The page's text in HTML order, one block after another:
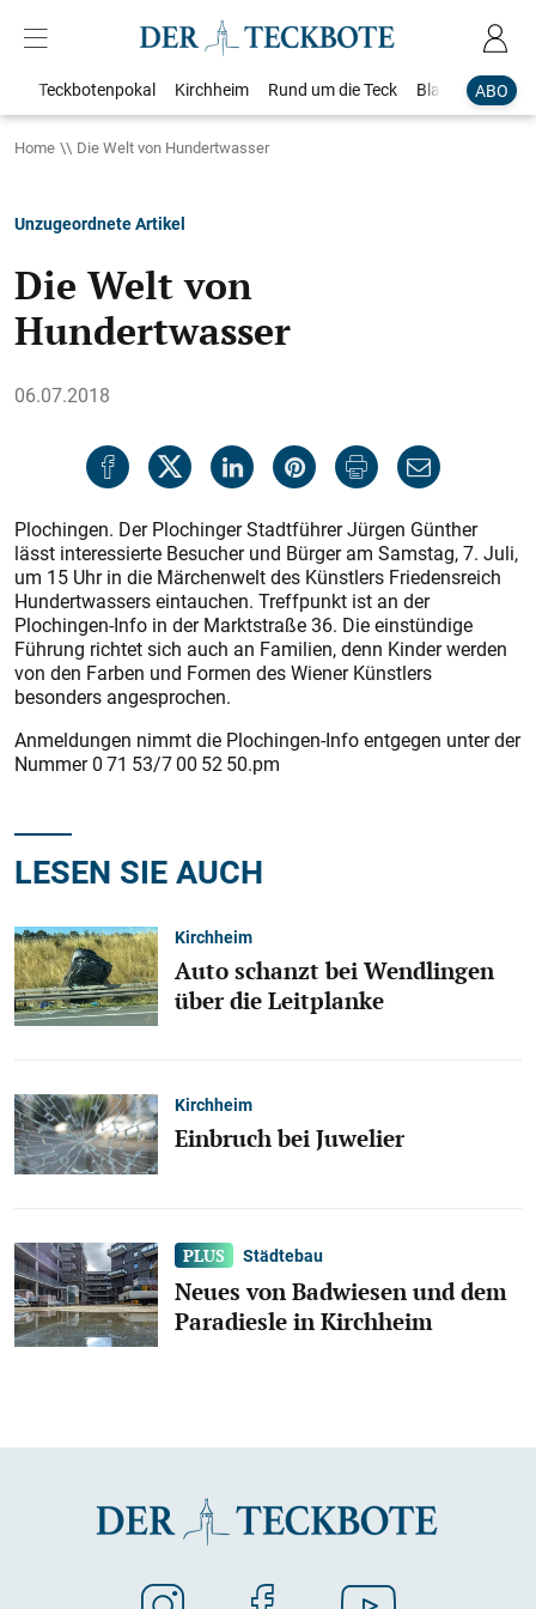
ABO
Teckbotenpokal Kirchheim Rund um die Teck Blaulicht
Home Die Welt von Hundertwasser
Unzugeordnete Artikel
Die Welt von
Hundertwasser
06.07.2018
Plochingen. Der Plochinger Stadtführer Jürgen Günther
lässt interessierte Besucher und Bürger am Samstag, 7. Juli,
um 15 Uhr in die Märchenwelt des Künstlers Friedensreich
Hundertwassers eintauchen. Treffpunkt ist an der
Plochingen-Info in der Marktstraße 36. Die einstündige
Führung richtet sich auch an Familien, denn Kinder werden
von den Farben und Formen des Wiener Künstlers
besonders angesprochen.
Anmeldungen nimmt die Plochingen-Info entgegen unter der
Nummer 0 71 53/7 00 52 50.pm
LESEN SIE AUCH
Kirchheim
Auto schanzt bei Wendlingen
über die Leitplanke
Kirchheim
Einbruch bei Juwelier
Städtebau
Neues von Badwiesen und dem
Paradiesle in Kirchheim